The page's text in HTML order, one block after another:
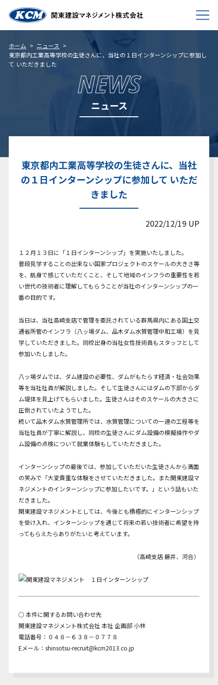
会社案内
キャリア採用
免責事項
ホーム
ニュース
東京都内工業高等学校の生徒さんに、当社の１日インターンシップに参加し
て いただきました
NEWS
ニュース
東京都内工業高等学校の生徒さんに、当社
の１日インターンシップに参加して いただ
きました
2022/12/19 UP
１２月１３日に「１日インターンシップ」を実施いたしました。
普段見学することの出来ない国家プロジェクトのスケールの大きさ等
を、肌身で感じていただくこと、そして地域のインフラの重要性を若
い世代の技術者に理解してもらうことが当社のインターンシップの一
番の目的です。
当日は、当社高崎支店で管理を委託されている群馬県内にある国土交
通省所管のインフラ（八ッ場ダム、品木ダム水質管理中和工場）を見
学していただきました。同校出身の当社女性技術員もスタッフとして
参加いたしました。
八ッ場ダムでは、ダム建設の必要性、ダムがもたらす経済・社会効果
等を当社社員が解説しました。そして生徒さんにはダムの下部からダ
ム堤体を見上げてもらいました。生徒さんはそのスケールの大きさに
圧倒されていたようでした。
続いて品木ダム水質管理所では、水質管理についての一連の工程等を
当社社員が丁寧に解説し、同校の生徒さんにダム設備の模擬操作やダ
ム設備の点検について就業体験もしていただきました。
インターンシップの最後では、参加していただいた生徒さんから満面
の笑みで「大変貴重な体験をさせていただきました。また関東建設マ
ネジメントのインターンシップに参加したいです。」という話もいた
だきました。
関東建設マネジメントとしては、今後とも積極的にインターンシップ
を受け入れ、インターンシップを通じて将来の若い技術者に希望を持
ってもらえたらありがたいと考えています。
（高崎支店 藤井、河合）
○ 本件に関するお問い合わせ先
関東建設マネジメント株式会社 本社 企画部 小林
電話番号：０４８－６３８－０７７８
Eメール：shinsotsu-recruit@kcm2013.co.jp